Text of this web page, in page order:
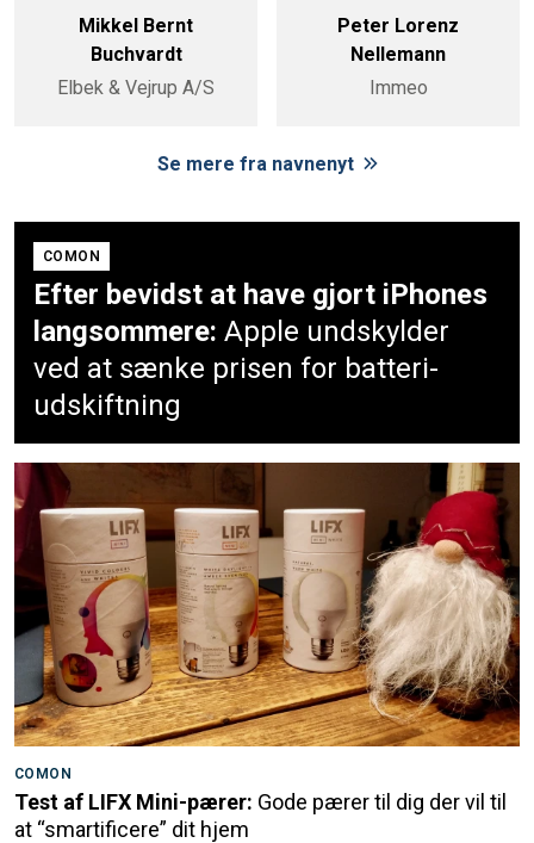
Mikkel Bernt
Buchvardt
Elbek & Vejrup A/S
Peter Lorenz
Nellemann
Immeo
Se mere fra navnenyt
COMON
Efter bevidst at have gjort iPhones
langsommere: Apple undskylder
ved at sænke prisen for batteri-
udskiftning
COMON
Test af LIFX Mini-pærer: Gode pærer til dig der vil til
at “smartificere” dit hjem